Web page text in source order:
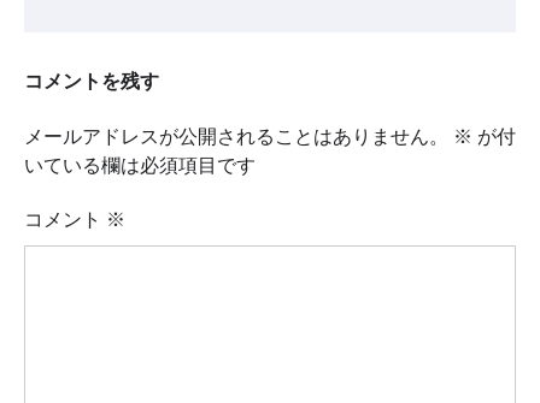
コメントを残す
メールアドレスが公開されることはありません。 ※ が付
いている欄は必須項目です
コメント ※